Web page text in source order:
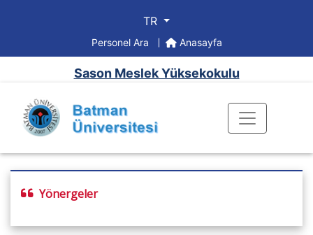
TR
Personel Ara Anasayfa
Sason Meslek Yüksekokulu
Yönergeler